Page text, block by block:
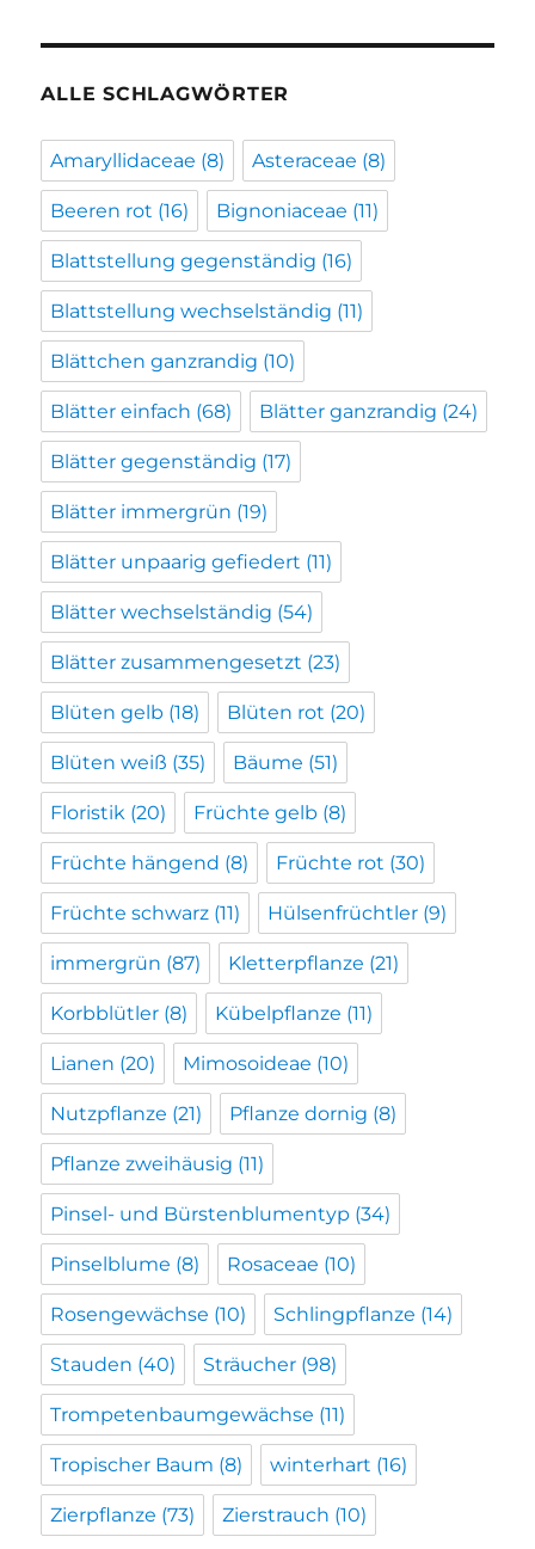
ALLE SCHLAGWÖRTER
Amaryllidaceae (8) Asteraceae (8)
Beeren rot (16) Bignoniaceae (11)
Blattstellung gegenständig (16)
Blattstellung wechselständig (11)
Blättchen ganzrandig (10)
Blätter einfach (68) Blätter ganzrandig (24)
Blätter gegenständig (17)
Blätter immergrün (19)
Blätter unpaarig gefiedert (11)
Blätter wechselständig (54)
Blätter zusammengesetzt (23)
Blüten gelb (18) Blüten rot (20)
Blüten weiß (35) Bäume (51)
Floristik (20) Früchte gelb (8)
Früchte hängend (8) Früchte rot (30)
Früchte schwarz (11) Hülsenfrüchtler (9)
immergrün (87) Kletterpflanze (21)
Korbblütler (8) Kübelpflanze (11)
Lianen (20) Mimosoideae (10)
Nutzpflanze (21) Pflanze dornig (8)
Pflanze zweihäusig (11)
Pinsel- und Bürstenblumentyp (34)
Pinselblume (8) Rosaceae (10)
Rosengewächse (10) Schlingpflanze (14)
Stauden (40) Sträucher (98)
Trompetenbaumgewächse (11)
Tropischer Baum (8) winterhart (16)
Zierpflanze (73) Zierstrauch (10)